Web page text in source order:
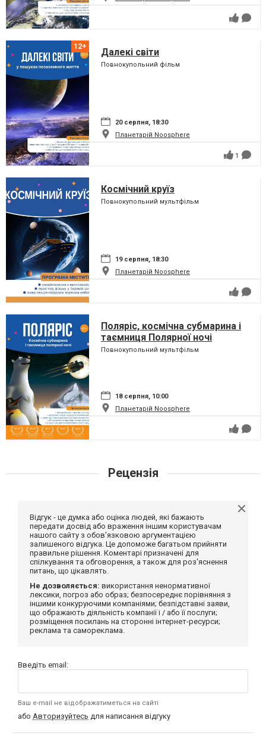
Далекі світи
Повнокупольний фільм
20 серпня, 18:30
Планетарій Noosphere
1
Космічний круїз
Повнокупольний мультфільм
19 серпня, 18:30
Планетарій Noosphere
Поляріс, космічна субмарина і
таємниця Полярної ночі
Повнокупольний мультфільм
18 серпня, 10:00
Планетарій Noosphere
Рецензія
Відгук - це думка або оцінка людей, які бажають
передати досвід або враження іншим користувачам
нашого сайту з обов'язковою аргументацією
залишеного відгука. Це допоможе багатьом прийняти
правильне рішення. Коментарі призначені для
спілкування та обговорення, а також для роз'яснення
питань, що цікавлять.
Не дозволяється: використання ненормативної
лексики, погроз або образ; безпосереднє порівняння з
іншими конкуруючими компаніями; безпідставні заяви,
що ображають діяльність компанії і / або її послуги;
розміщення посилань на сторонні інтернет-ресурси;
реклама та самореклама.
Введіть email:
Ваш e-mail не відображатиметься на сайті
або Авторизуйтесь для написання відгуку